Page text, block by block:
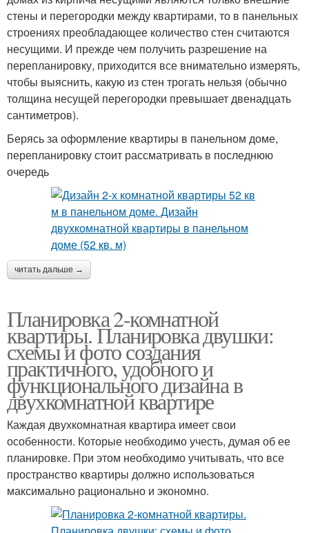
стены и перегородки между квартирами, то в панельных
строениях преобладающее количество стен считаются
несущими. И прежде чем получить разрешение на
перепланировку, приходится все внимательно измерять,
чтобы выяснить, какую из стен трогать нельзя (обычно
толщина несущей перегородки превышает двенадцать
сантиметров).
Берясь за оформление квартиры в панельном доме,
перепланировку стоит рассматривать в последнюю
очередь
читать дальше →
Планировка 2-комнатной
квартиры. Планировка двушки:
схемы и фото создания
практичного, удобного и
функционального дизайна в
двухкомнатной квартире
Каждая двухкомнатная квартира имеет свои
особенности. Которые необходимо учесть, думая об ее
планировке. При этом необходимо учитывать, что все
пространство квартиры должно использоваться
максимально рационально и экономно.